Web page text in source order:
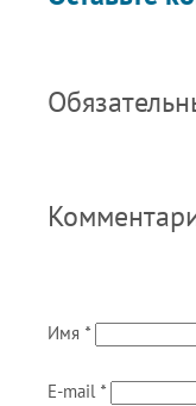
Имя *
E-mail *